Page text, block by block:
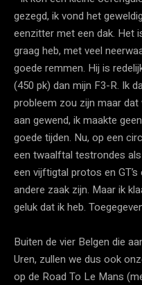
gezegd, ik vond het
eenzitter met een dak. Het
graag heb, met veel
goede remmen. Hij is
(450 pk) dan mijn F3-R. Ik
probleem zou zijn maar dat
aan gewend, ik maakte
goede tijden. Nu, op een
een twaalftal testrondes
een vijftigtal protos en
andere zaak zijn. Maar ik
geluk dat ik heb.
Buiten de vier Belgen die
Uren, zullen we dus ook
op de Road To Le Mans